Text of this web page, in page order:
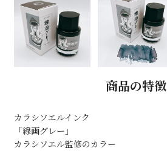
商品の特徴
カラシソエルインク
「線画グレー」
カラシソエル監修のカラー